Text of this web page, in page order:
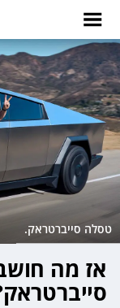
טסלה סייברטראק.
אז מה